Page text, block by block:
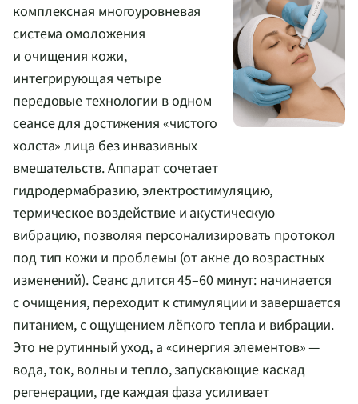
комплексная многоуровневая
система омоложения
и очищения кожи,
интегрирующая четыре
передовые технологии в одном
сеансе для достижения «чистого
холста» лица без инвазивных
вмешательств. Аппарат сочетает
гидродермабразию, электростимуляцию,
термическое воздействие и акустическую
вибрацию, позволяя персонализировать протокол
под тип кожи и проблемы (от акне до возрастных
изменений). Сеанс длится 45–60 минут: начинается
с очищения, переходит к стимуляции и завершается
питанием, с ощущением лёгкого тепла и вибрации.
Это не рутинный уход, а «синергия элементов» —
вода, ток, волны и тепло, запускающие каскад
регенерации, где каждая фаза усиливает